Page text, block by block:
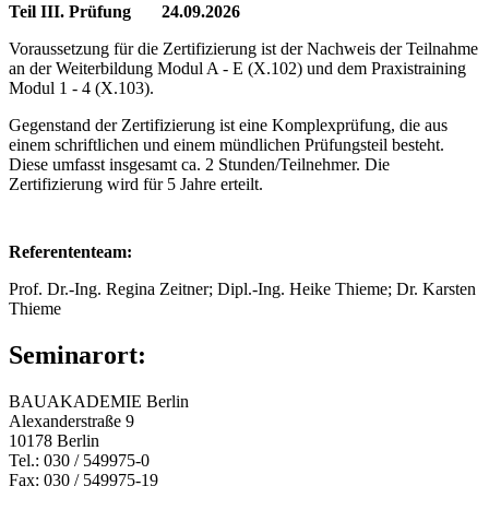
Teil III. Prüfung 24.09.2026
Voraussetzung für die Zertifizierung ist der Nachweis der Teilnahme
an der Weiterbildung Modul A - E (X.102) und dem Praxistraining
Modul 1 - 4 (X.103).
Gegenstand der Zertifizierung ist eine Komplexprüfung, die aus
einem schriftlichen und einem mündlichen Prüfungsteil besteht.
Diese umfasst insgesamt ca. 2 Stunden/Teilnehmer. Die
Zertifizierung wird für 5 Jahre erteilt.
Referententeam:
Prof. Dr.-Ing. Regina Zeitner; Dipl.-Ing. Heike Thieme; Dr. Karsten
Thieme
Seminarort:
BAUAKADEMIE Berlin
Alexanderstraße 9
10178 Berlin
Tel.: 030 / 549975-0
Fax: 030 / 549975-19